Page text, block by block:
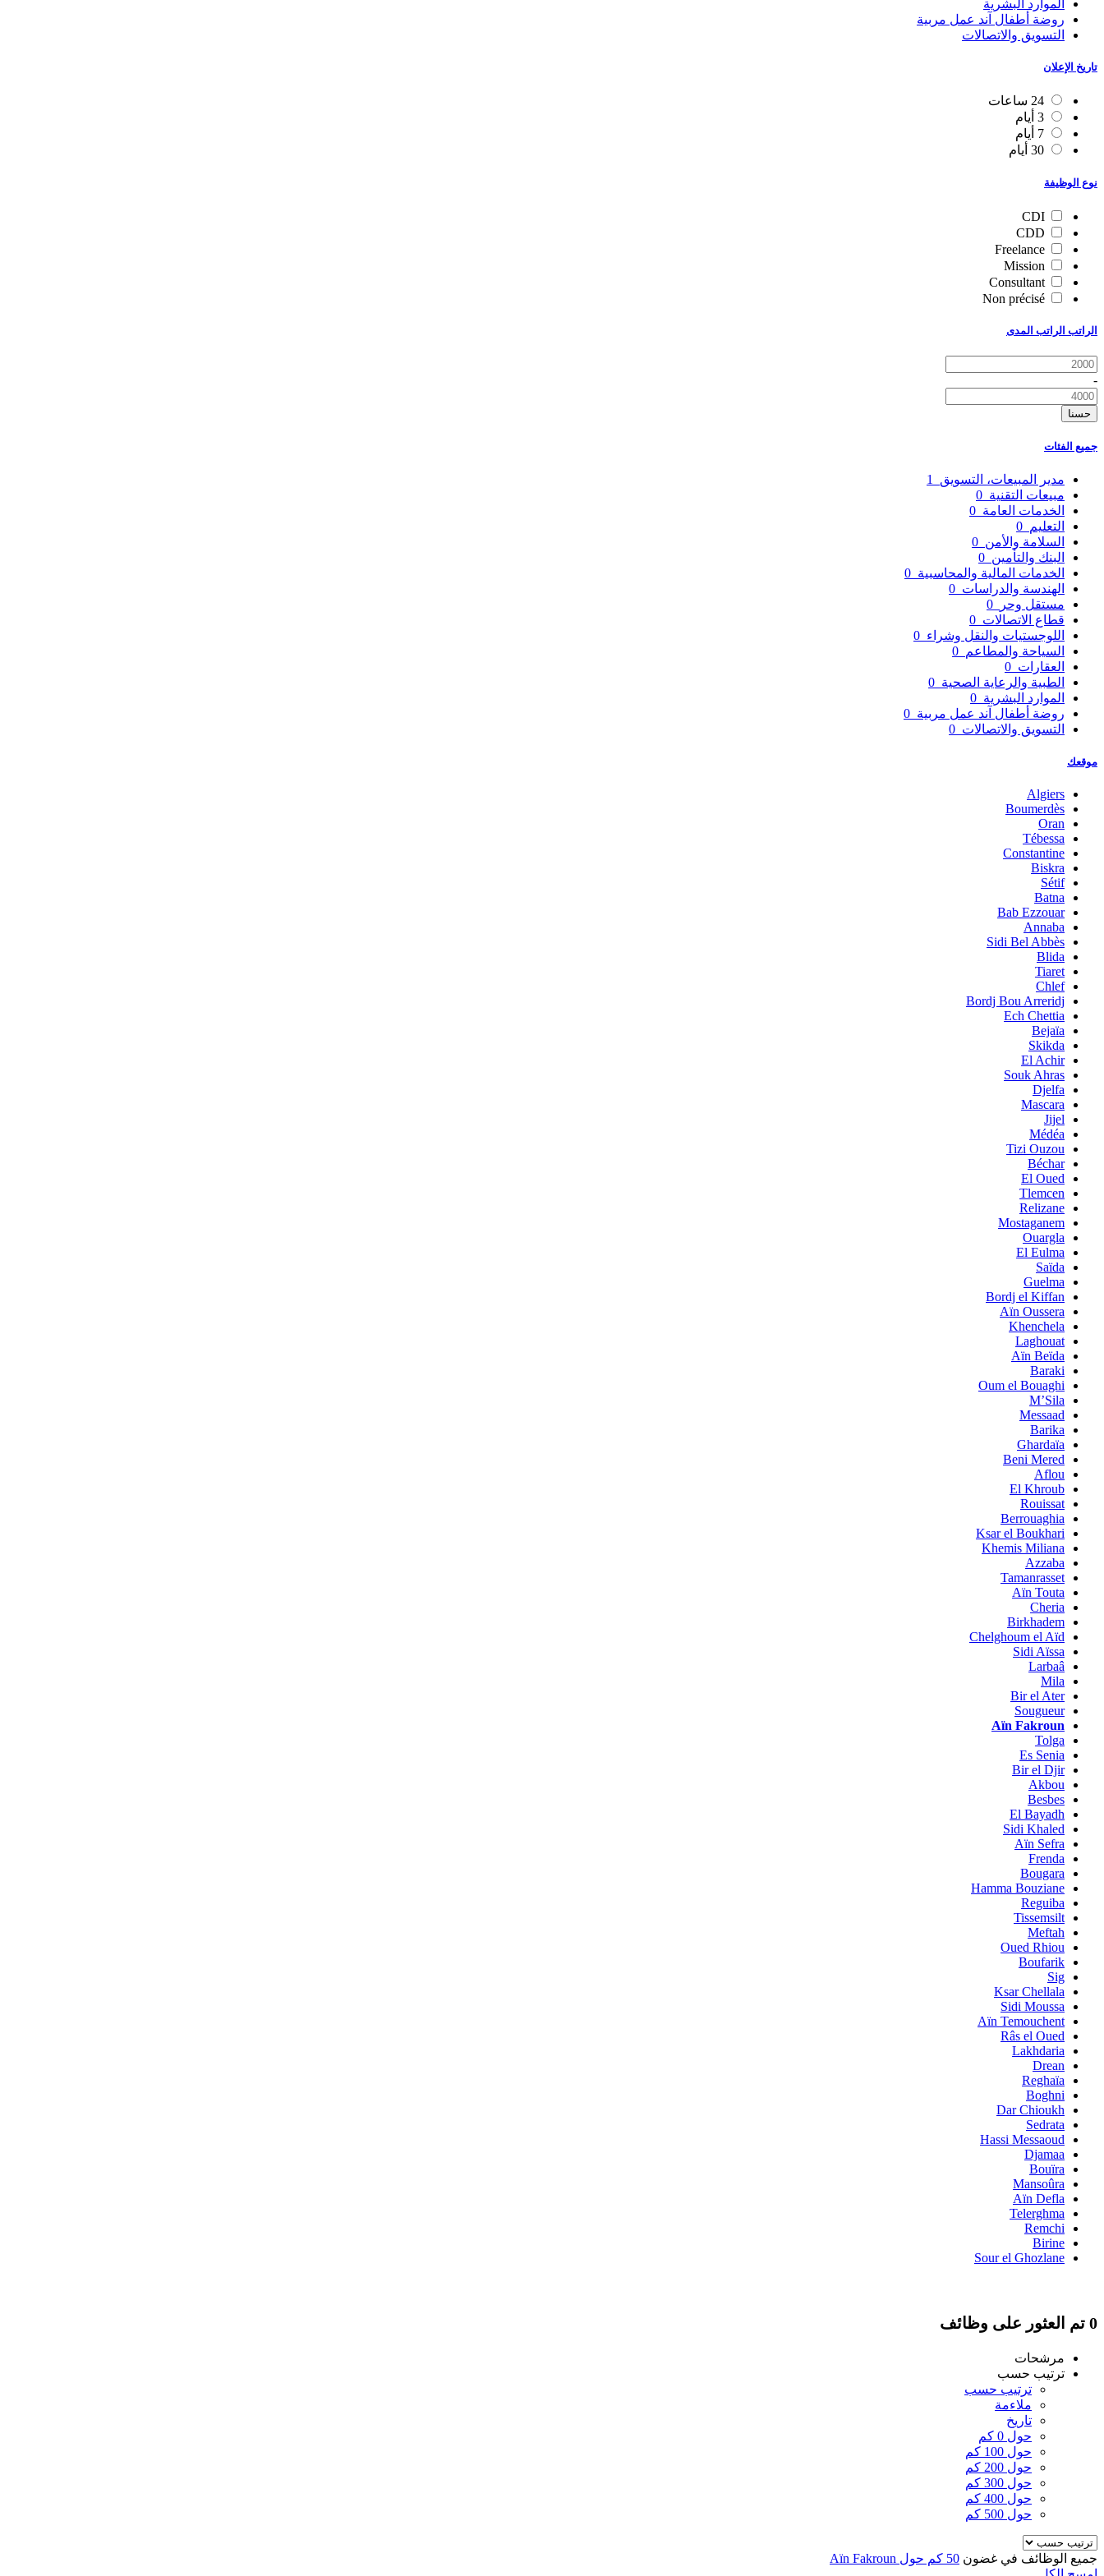
الموارد البشرية
روضة أطفال آند عمل مربية
التسويق والاتصالات
تاريخ الإعلان
24 ساعات
3 أيام
7 أيام
30 أيام
نوع الوظيفة
CDI
CDD
Freelance
Mission
Consultant
Non précisé
الراتب الراتب المدى
-
حسنا
جميع الفئات
مدير المبيعات، التسويق
مبيعات التقنية
الخدمات العامة
التعليم
السلامة والأمن
البنك والتأمين
الخدمات المالية والمحاسبية
الهندسة والدراسات
مستقل وحر
قطاع الاتصالات
اللوجستيات والنقل وشراء
السياحة والمطاعم
العقارات
الطبية والرعاية الصحية
الموارد البشرية
روضة أطفال آند عمل مربية
التسويق والاتصالات
موقعك
Algiers
Boumerdès
Oran
Tébessa
Constantine
Biskra
Sétif
Batna
Bab Ezzouar
Annaba
Sidi Bel Abbès
Blida
Tiaret
Chlef
Bordj Bou Arreridj
Ech Chettia
Bejaïa
Skikda
El Achir
Souk Ahras
Djelfa
Mascara
Jijel
Médéa
Tizi Ouzou
Béchar
El Oued
Tlemcen
Relizane
Mostaganem
Ouargla
El Eulma
Saïda
Guelma
Bordj el Kiffan
Aïn Oussera
Khenchela
Laghouat
Aïn Beïda
Baraki
Oum el Bouaghi
M’Sila
Messaad
Barika
Ghardaïa
Beni Mered
Aflou
El Khroub
Rouissat
Berrouaghia
Ksar el Boukhari
Khemis Miliana
Azzaba
Tamanrasset
Aïn Touta
Cheria
Birkhadem
Chelghoum el Aïd
Sidi Aïssa
Larbaâ
Mila
Bir el Ater
Sougueur
Aïn Fakroun
Tolga
Es Senia
Bir el Djir
Akbou
Besbes
El Bayadh
Sidi Khaled
Aïn Sefra
Frenda
Bougara
Hamma Bouziane
Reguiba
Tissemsilt
Meftah
Oued Rhiou
Boufarik
Sig
Ksar Chellala
Sidi Moussa
Aïn Temouchent
Râs el Oued
Lakhdaria
Drean
Reghaïa
Boghni
Dar Chioukh
Sedrata
Hassi Messaoud
Djamaa
Bouïra
Mansoûra
Aïn Defla
Telerghma
Remchi
Birine
Sour el Ghozlane
0 تم العثور على وظائف
مرشحات
ترتيب حسب
ترتيب حسب
ملاءمة
تاريخ
حول 0 كم
حول 100 كم
حول 200 كم
حول 300 كم
حول 400 كم
حول 500 كم
جميع الوظائف في غضون 50 كم حول Aïn Fakroun